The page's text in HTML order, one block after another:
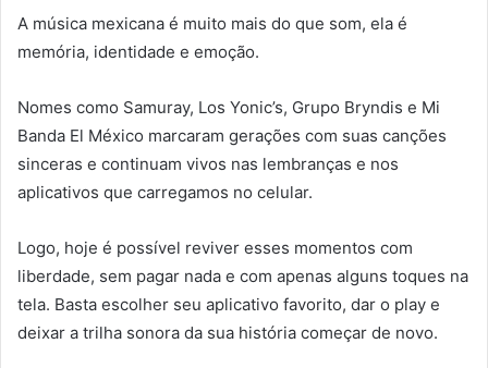
A música mexicana é muito mais do que som, ela é
memória, identidade e emoção.
Nomes como Samuray, Los Yonic’s, Grupo Bryndis e Mi
Banda El México marcaram gerações com suas canções
sinceras e continuam vivos nas lembranças e nos
aplicativos que carregamos no celular.
Logo, hoje é possível reviver esses momentos com
liberdade, sem pagar nada e com apenas alguns toques na
tela. Basta escolher seu aplicativo favorito, dar o play e
deixar a trilha sonora da sua história começar de novo.